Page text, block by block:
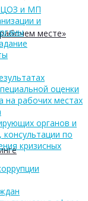
месте»
и МП
и
оценки
на рабочих местах
органов и
по
кризисных